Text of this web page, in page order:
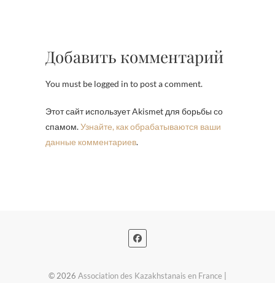
Добавить комментарий
You must be logged in to post a comment.
Этот сайт использует Akismet для борьбы со
спамом.Узнайте, как обрабатываются ваши
данные комментариев.
© 2026 Association des Kazakhstanais en France